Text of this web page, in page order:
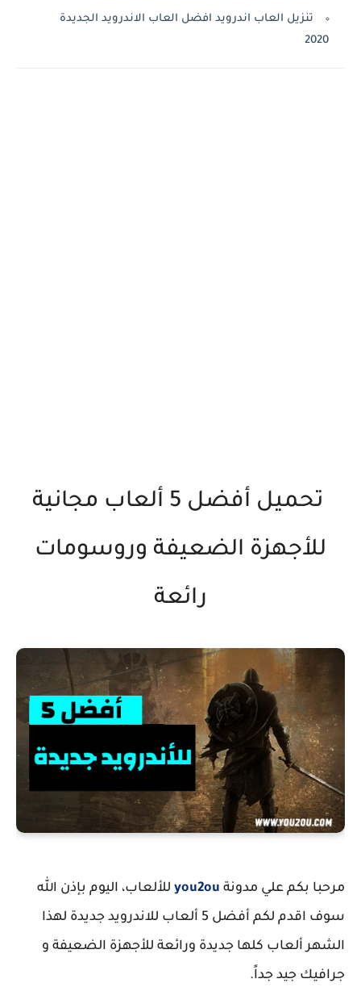
تنزيل العاب اندرويد افضل العاب الاندرويد الجديدة
2020
تحميل أفضل 5 ألعاب مجانية
للأجهزة الضعيفة وروسومات
رائعة
مرحبا بكم علي مدونة you2ou للألعاب، اليوم بإذن الله
سوف اقدم لكم أفضل 5 ألعاب للاندرويد جديدة لهذا
الشهر ألعاب كلها جديدة ورائعة للأجهزة الضعيفة و
جرافيك جيد جداً.